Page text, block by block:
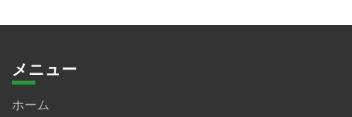
メニュー
ホーム